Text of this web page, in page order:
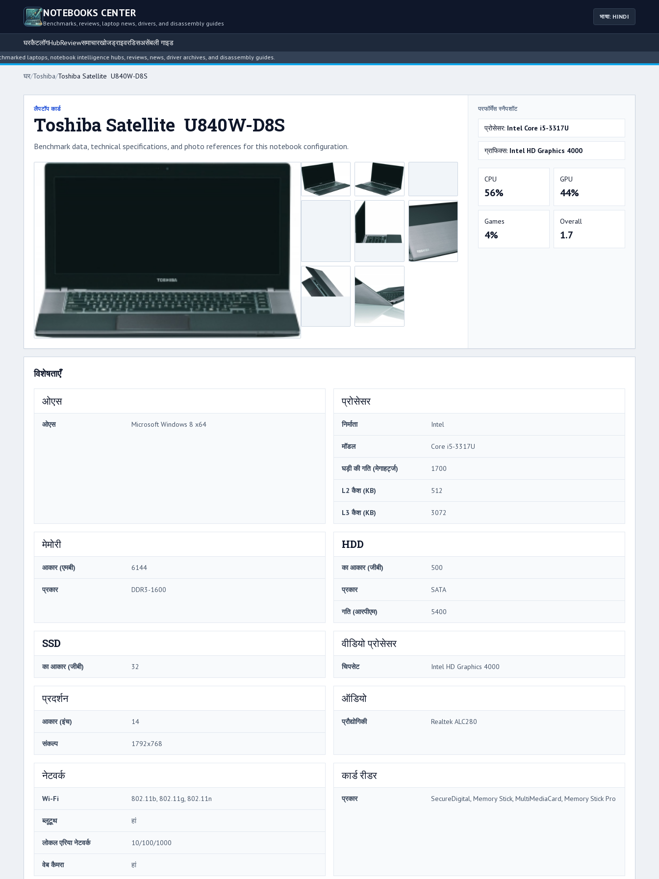
NOTEBOOKS CENTER
Benchmarks, reviews, laptop news, drivers, and disassembly guides
भाषा: HINDI
घरकैटलॉगHubReviewसमाचारखोजड्राइवरडिसअसेंबली गाइड
laptops, notebook intelligence hubs, reviews, news, driver archives, and disassembly guides.
घर/Toshiba/Toshiba Satellite U840W-D8S
लैपटॉप कार्ड
Toshiba Satellite U840W-D8S
Benchmark data, technical specifications, and photo references for this notebook configuration.
परफॉर्मेंस स्नैपशॉट
प्रोसेसर: Intel Core i5-3317U
ग्राफिक्स: Intel HD Graphics 4000
CPU
56%
GPU
44%
Games
4%
Overall
1.7
विशेषताएँ
ओएस
ओएस Microsoft Windows 8 x64
प्रोसेसर
निर्माता Intel
मॉडल Core i5-3317U
घड़ी की गति (मेगाहर्ट्ज) 1700
L2 कैश (KB) 512
L3 कैश (KB) 3072
मेमोरी
आकार (एमबी) 6144
प्रकार DDR3-1600
HDD
का आकार (जीबी) 500
प्रकार SATA
गति (आरपीएम) 5400
SSD
का आकार (जीबी) 32
वीडियो प्रोसेसर
चिपसेट Intel HD Graphics 4000
प्रदर्शन
आकार (इंच) 14
संकल्प 1792x768
ऑडियो
प्रौद्योगिकी Realtek ALC280
नेटवर्क
Wi-Fi 802.11b, 802.11g, 802.11n
ब्लूटूथ हां
लोकल एरिया नेटवर्क 10/100/1000
वेब कैमरा हां
कार्ड रीडर
प्रकार SecureDigital, Memory Stick, MultiMediaCard, Memory Stick Pro